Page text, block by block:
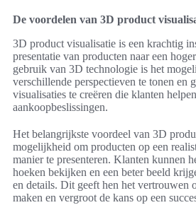
De voordelen van 3D product
3D product visualisatie is een krachtig
presentatie van producten naar een
gebruik van 3D technologie is het
verschillende perspectieven te tonen en
visualisaties te creëren die klanten
aankoopbeslissingen.
Het belangrijkste voordeel van 3D
mogelijkheid om producten op een
manier te presenteren. Klanten kunnen
hoeken bekijken en een beter beeld
en details. Dit geeft hen het vertrouwen
maken en vergroot de kans op een